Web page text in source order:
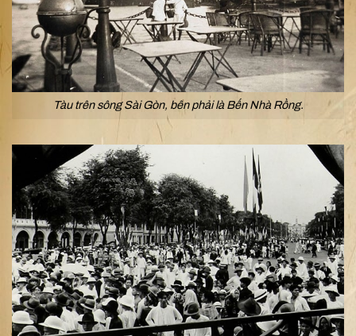
Tàu trên sông Sài Gòn, bên phải là Bến Nhà Rồng.